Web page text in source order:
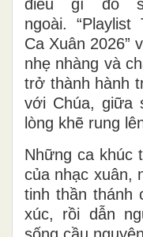
điều gì đó
ngoài.
Ca Xuân 2026”
nhẹ nhàng và
trở thành hành
với Chúa, giữa
lòng khẽ rung
Những ca khúc
của nhạc xuân,
tinh thần thánh
xúc, rồi dẫn